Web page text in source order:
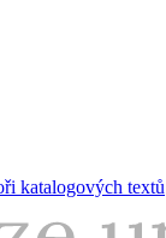
katalogových textů